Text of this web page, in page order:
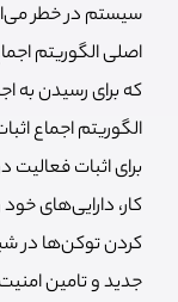
سیستم در خطر
اصلی الگوریتم
که برای رسیدن به
الگوریتم اجماع
برای اثبات فعالیت
کار، دارایی‌های
کردن توکن‌ها در